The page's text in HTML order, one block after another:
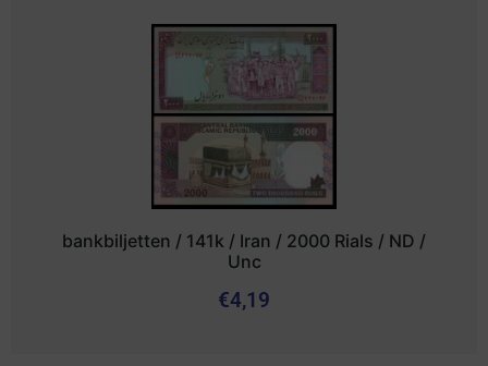
bankbiljetten / 141k / Iran / 2000 Rials / ND /
Unc
€4,19